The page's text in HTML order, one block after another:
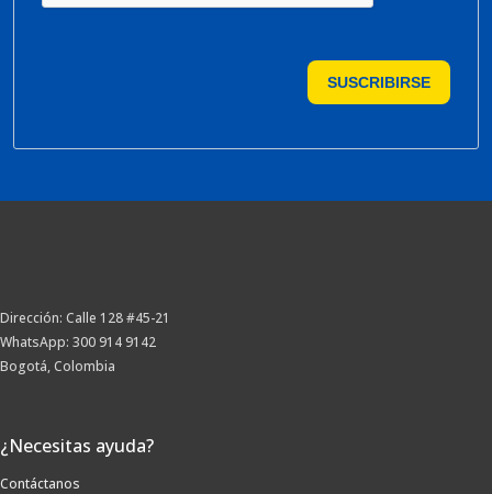
SUSCRIBIRSE
Dirección: Calle 128 #45-21
WhatsApp: 300 914 9142
Bogotá, Colombia
¿Necesitas ayuda?
Contáctanos